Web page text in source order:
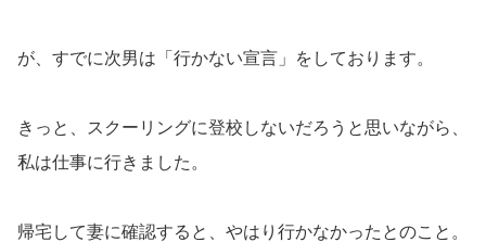
が、すでに次男は「行かない宣言」をしております。
きっと、スクーリングに登校しないだろうと思いながら、
私は仕事に行きました。
帰宅して妻に確認すると、やはり行かなかったとのこと。